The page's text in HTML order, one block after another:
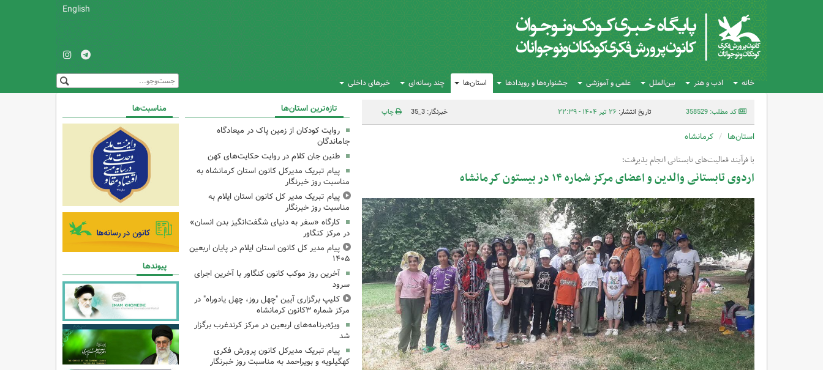
English
خانه ادب و هنر بین‌الملل علمی و آموزشی جشنواره‌ها و رویدادها استان‌ها چند رسانه‌ای خبرهای داخلی
کد مطلب: 358529 تاریخ انتشار:۲۶ تیر ۱۴۰۴ - ۲۲:۳۹ خبرنگار: 3_35 چاپ
استان‌ها کرمانشاه
با فرآیند فعالیت‌های تابستانی انجام پذیرفت؛
اردوی تابستانی والدین و اعضای مرکز شماره ۱۴ در بیستون کرمانشاه
تازه‌ترین استان‌ها
روایت کودکان از زمین پاک در میعادگاه
جاماندگان
طنین جان کلام در روایت حکایت‌های کهن
پیام تبریک مدیرکل کانون استان کرمانشاه به
مناسبت روز خبرنگار
پیام تبریک مدیر کل کانون استان ایلام به
مناسبت روز خبرنگار
کارگاه «سفر به دنیای شگفت‌انگیز بدن انسان»
در مرکز کنگاور
پیام مدیر کل کانون استان ایلام در پایان اربعین
۱۴۰۵
آخرین روز موکب کانون کنگاور با آخرین اجرای
سرود
کلیپ برگزاری آیین "چهل روز، چهل یادوراه" در
مرکز شماره ۳کانون کرمانشاه
ویژه‌برنامه‌های اربعین در مرکز کرندغرب برگزار
شد
پیام تبریک مدیرکل کانون پرورش فکری
کهگیلویه و بویراحمد به مناسبت روز خبرنگار
مناسبت‌ها
پیوندها